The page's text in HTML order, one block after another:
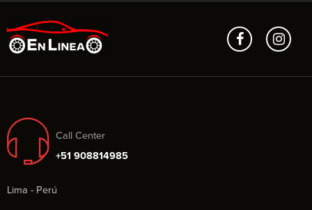
Call Center
+51 908814985
Lima - Perú